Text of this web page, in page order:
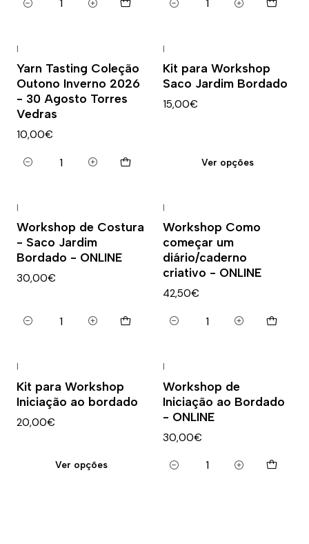
Quantidade Quantidade
|
Yarn Tasting Coleção
Outono Inverno 2026
- 30 Agosto Torres
Vedras
10,00€
Quantidade
|
Kit para Workshop
Saco Jardim Bordado
15,00€
Ver opções
|
Workshop de Costura
- Saco Jardim
Bordado - ONLINE
30,00€
Quantidade
|
Workshop Como
começar um
diário/caderno
criativo - ONLINE
42,50€
Quantidade
|
Kit para Workshop
Iniciação ao bordado
20,00€
Ver opções
|
Workshop de
Iniciação ao Bordado
- ONLINE
30,00€
Quantidade